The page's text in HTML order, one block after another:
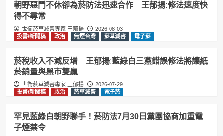
朝野惡鬥不休卻為菸防法迅速合作 王郁揚:修法速度快
得不尋常
世衛菸草減害專家 王郁揚
2026-08-03
投書/新聞稿
政治 無煙台灣 菸草減害 電子菸
菸稅收入不減反增 王郁揚:藍綠白三黨錯誤修法將讓紙
菸銷量與黑市雙贏
世衛菸草減害專家 王郁揚
2026-07-29
投書/新聞稿
政治 菸草減害 電子菸
罕見藍綠白朝野聯手！菸防法7月30日黨團協商加重電
子煙禁令